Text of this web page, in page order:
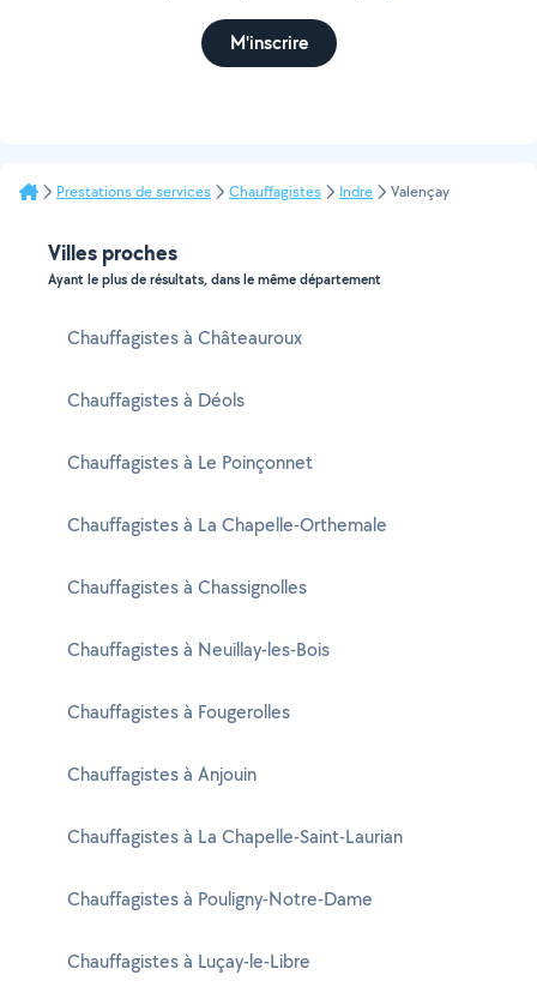
M'inscrire
Prestations de services Chauffagistes Indre Valençay
Villes proches
Ayant le plus de résultats, dans le même département
Chauffagistes à Châteauroux
Chauffagistes à Déols
Chauffagistes à Le Poinçonnet
Chauffagistes à La Chapelle-Orthemale
Chauffagistes à Chassignolles
Chauffagistes à Neuillay-les-Bois
Chauffagistes à Fougerolles
Chauffagistes à Anjouin
Chauffagistes à La Chapelle-Saint-Laurian
Chauffagistes à Pouligny-Notre-Dame
Chauffagistes à Luçay-le-Libre